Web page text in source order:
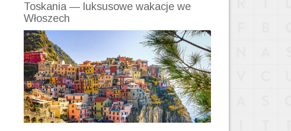
Toskania — luksusowe wakacje we
Włoszech